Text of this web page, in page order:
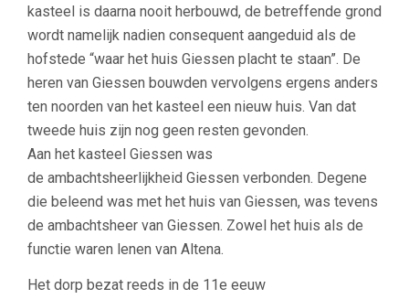
kasteel is daarna nooit herbouwd, de betreffende grond
wordt namelijk nadien consequent aangeduid als de
hofstede “waar het huis Giessen placht te staan”. De
heren van Giessen bouwden vervolgens ergens anders
ten noorden van het kasteel een nieuw huis. Van dat
tweede huis zijn nog geen resten gevonden.
Aan het kasteel Giessen was
de ambachtsheerlijkheid Giessen verbonden. Degene
die beleend was met het huis van Giessen, was tevens
de ambachtsheer van Giessen. Zowel het huis als de
functie waren lenen van Altena.
Het dorp bezat reeds in de 11e eeuw